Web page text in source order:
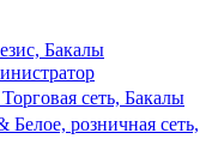
Бакалы
сеть, Бакалы
Белое, розничная сеть,